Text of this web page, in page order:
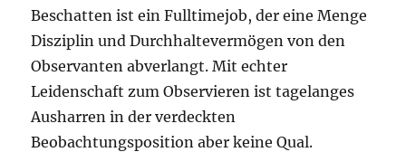
Beschatten ist ein Fulltimejob, der eine Menge
Disziplin und Durchhaltevermögen von den
Observanten abverlangt. Mit echter
Leidenschaft zum Observieren ist tagelanges
Ausharren in der verdeckten
Beobachtungsposition aber keine Qual.